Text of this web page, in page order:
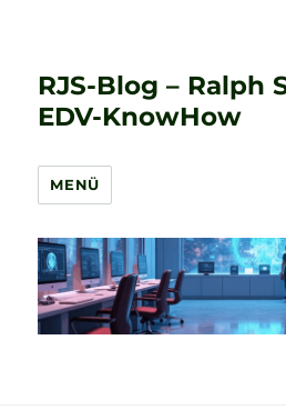
RJS-Blog – Ralph
EDV-KnowHow
MENÜ